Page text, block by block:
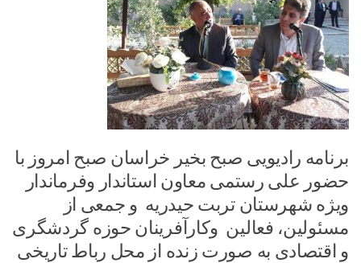
برنامه رادیویی صبح بخیر خراسان صبح امروز با
حضور علی رستمی معاون استاندار وفرماندار
ویژه شهرستان تربت حیدریه و جمعی از
مسئولین، فعالین وکارآفرینان حوزه گردشگری
و اقتصادی به صورت زنده از محل رباط تاریخی